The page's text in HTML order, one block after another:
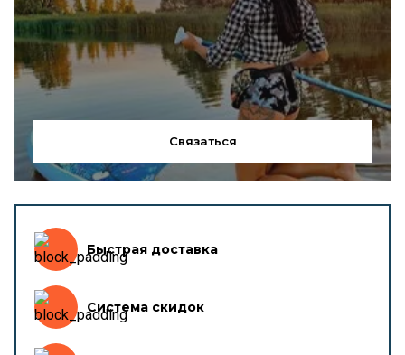
Связаться
Быстрая доставка
Система скидок